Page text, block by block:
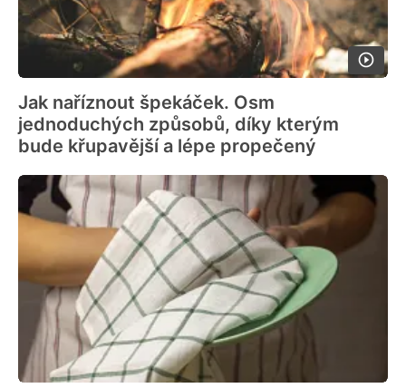
Jak naříznout špekáček. Osm
jednoduchých způsobů, díky kterým
bude křupavější a lépe propečený